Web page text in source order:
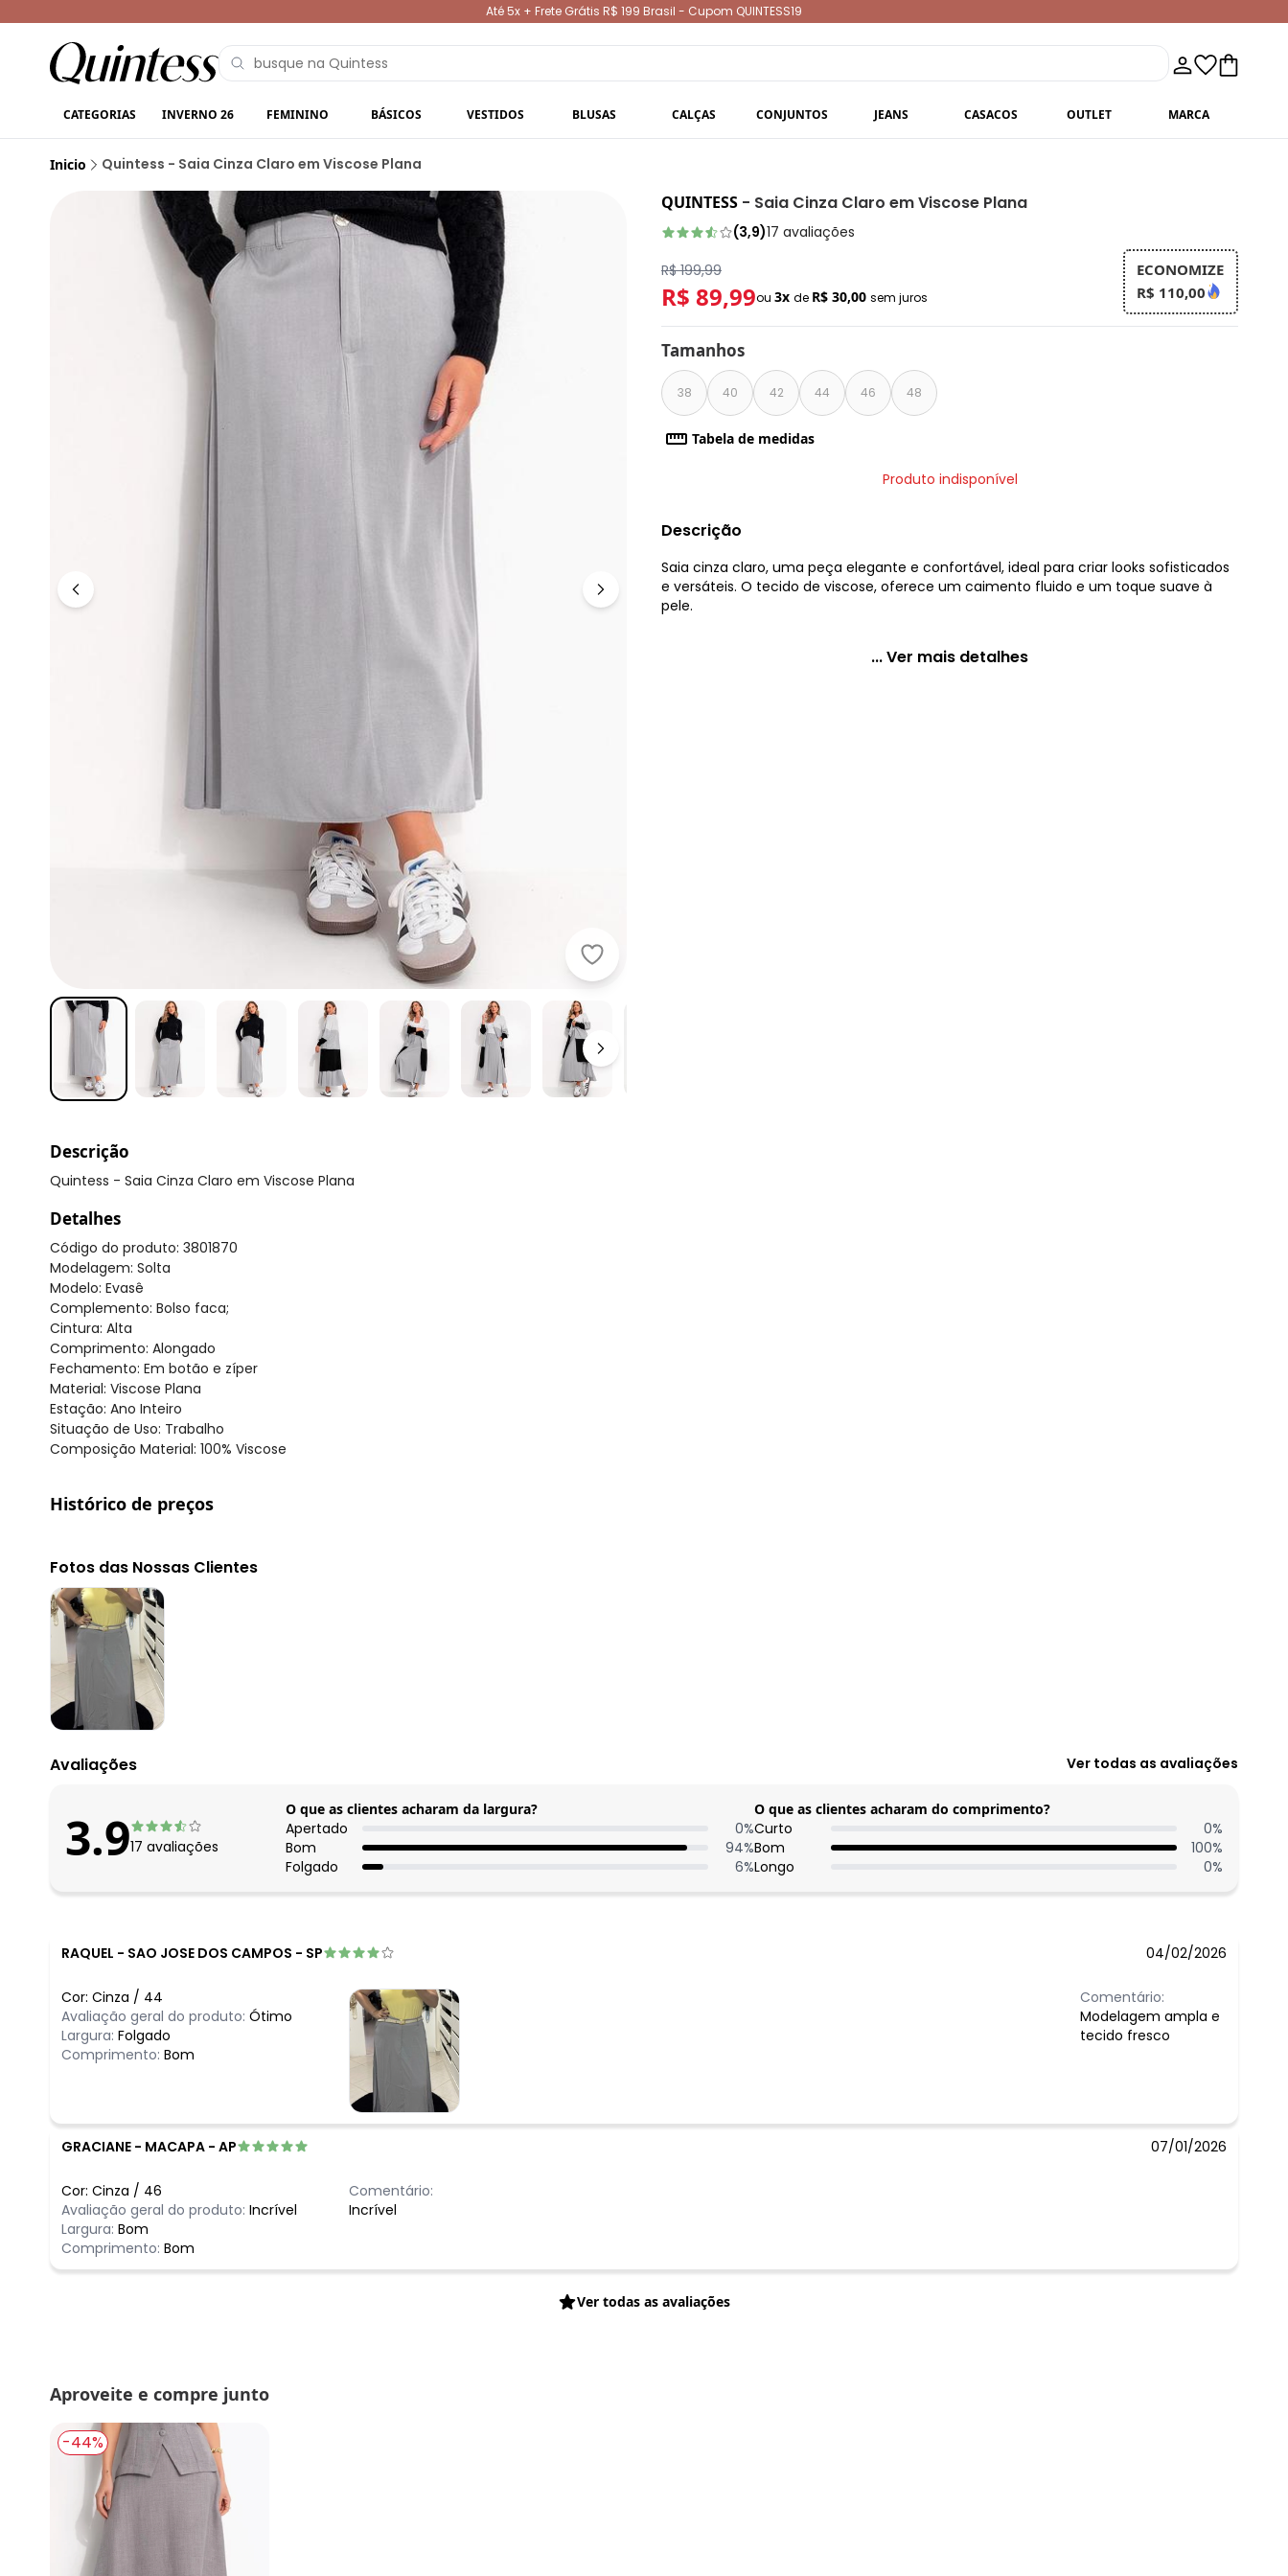
Até 5x + Frete Grátis R$ 199 Brasil - Cupom QUINTESS19
CATEGORIAS INVERNO 26 FEMININO BÁSICOS VESTIDOS BLUSAS CALÇAS CONJUNTOS JEANS CASACOS OUTLET MARCA
Inicio Quintess - Saia Cinza Claro em Viscose Plana
Quintess - Saia Cinza Claro em Viscose Plana
QUINTESS - Saia Cinza Claro em Viscose Plana
(3,9)17 avaliações
R$ 199,99
R$ 89,99ou 3x de R$ 30,00 sem juros
ECONOMIZE
R$ 110,00
Tamanhos
38 40 42 44 46 48
Tabela de medidas
Produto indisponível
Descrição
Saia cinza claro, uma peça elegante e confortável, ideal para criar looks sofisticados
e versáteis. O tecido de viscose, oferece um caimento fluido e um toque suave à
pele.
... Ver mais detalhes
Descrição
Quintess - Saia Cinza Claro em Viscose Plana
Detalhes
Código do produto: 3801870
Modelagem: Solta
Modelo: Evasê
Complemento: Bolso faca;
Cintura: Alta
Comprimento: Alongado
Fechamento: Em botão e zíper
Material: Viscose Plana
Estação: Ano Inteiro
Situação de Uso: Trabalho
Composição Material: 100% Viscose
Histórico de preços
agosto/2026
julho/2026
junho/2026
maio/2026
abril/2026
março/2026
fevereiro/2026
Fotos das Nossas Clientes
Avaliações Ver todas as avaliações
3.917 avaliações
O que as clientes acharam da largura?
Apertado 0%
Bom
94%
Folgado
6%
O que as clientes acharam do comprimento?
Curto 0%
Bom
100%
Longo
0%
RAQUEL - SAO JOSE DOS CAMPOS - SP 04/02/2026
Cor: Cinza / 44
Avaliação geral do produto: Ótimo
Largura: Folgado
Comprimento: Bom
Comentário:
Modelagem ampla e
tecido fresco
GRACIANE - MACAPA - AP 07/01/2026
Cor: Cinza / 46
Avaliação geral do produto: Incrível
Largura: Bom
Comprimento: Bom
Comentário:
Incrível
Ver todas as avaliações
Aproveite e compre junto
-44%
Nome